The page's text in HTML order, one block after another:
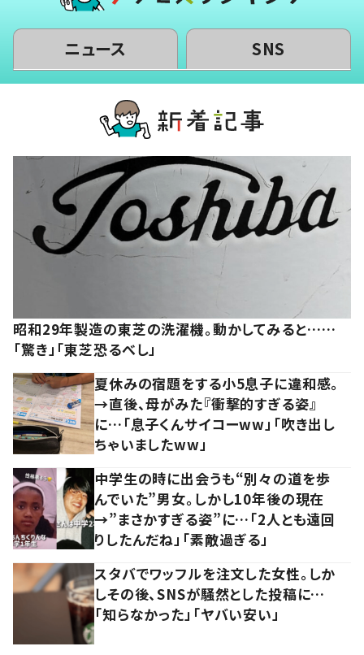
ニュース SNS
昭和29年製造の東芝の洗濯機。動かしてみると……
「驚き」「東芝恐るべし」
夏休みの宿題をする小5息子に違和感。
→直後、母がみた『衝撃的すぎる姿』
に…「息子くんサイコーww」「吹き出し
ちゃいましたww」
中学生の時に出会うも“別々の道を歩
んでいた”男女。しかし10年後の現在
→”まさかすぎる姿”に…「2人とも遠回
りしたんだね」「素敵過ぎる」
スタバでワッフルを注文した女性。しか
しその後、SNSが騒然とした投稿に…
「知らなかった」「ヤバい安い」